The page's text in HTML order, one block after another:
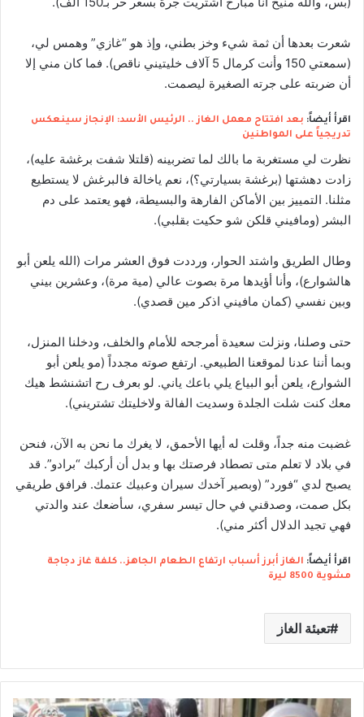
شعرت بعدها أن ثمة شيء وخز بطني، وإذ هو “غازي” وهمس لي،
(سمعتي 150 وأنت كرمال 5 آلاف خليتيني ناقص). فما كان مني إلا
أن ضربته على جرته الصغيرة ليصمت.
اقرأ أيضاً: بعد افتتاح معمل الغاز .. الرئيس الأسد: الإنجاز سينعكس
تدريجياً على المواطنين
نظرت لي مستغربة ما بالك لما تضربينه (قلتلا شفت برغشة عليه)،
زادت دهشتها (برغشة بسيارتي؟)، نعم ياخالة فالبرغش لا يستطيع
مثلنا. التمييز بين الأماكن الفارهة والبسيطة، فهو يعتمد على دم
البشر (ومافيني قلكن شو حكيت بقلبي).
وطال الطريق واشتد الحوار، ورددت فوق العشر مرات (الله يلعن أبو
هالشوارع)، وأنا أؤيدها مرة بصوت عالي (مية مرة)، وعشرين بيني
وبين نفسي (كمان مافيني اذكر مين قصدي).
حتى وصلنا، ونزلت سعيدة أمرجحه للأمام والخلف، ودخلنا المنزل،
وبما أننا عدنا لموقعنا الطبيعي. ارتفع صوته مجدداً (مو يلعن أبو
الشوارع، يلعن أبو البياع يلي باعك ياني. لو بعرف رح اتشنشط هيك
معك كنت شلت الجلدة وسديت الفالة ولاخليتك تشتريني).
غضبت منه جداً، وقلت له أيها الأحمق، لا يغرك ما نحن به الآن، فنحن
في بلاد لا تعلم متى تصطاد فرصتك بها و بدل أن أركبك “برادو”. قد
يصبح لدي “فورد” (وبصير آخدك سيران وعبيك عتمك. فرافق طريقي
بكل صمت، وصدقني في حال تيسر سفري، سأضعك عند والدتي
فهي تجيد الدلال أكثر مني).
اقرأ أيضاً: الغاز أبرز أسباب ارتفاع الطعام الجاهز.. كلفة غاز دجاجة
مشوية 8500 ليرة
تعبئة الغاز